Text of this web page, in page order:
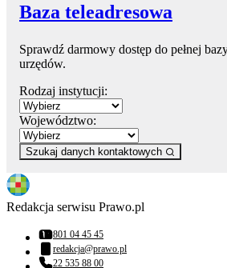
Baza teleadresowa
Sprawdź darmowy dostęp do pełnej
urzędów.
Rodzaj instytucji:
Województwo:
Szukaj danych kontaktowych
Redakcja serwisu Prawo.pl
Numer telefonu:
801 04 45 45
Adres email:
redakcja@prawo.pl
22 535 88 00